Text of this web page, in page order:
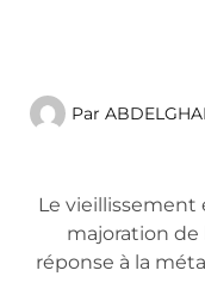
Par
Le vieillissement
majoration de
réponse à la